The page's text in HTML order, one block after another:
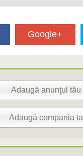
Google+
Adaugă anunţul tău
Adaugă compania ta